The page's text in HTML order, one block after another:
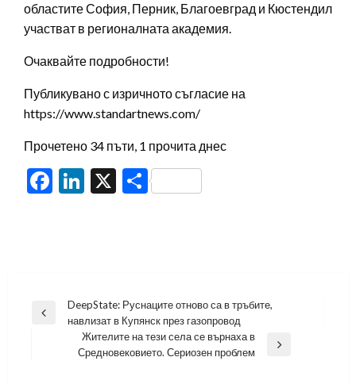
областите София, Перник, Благоевград и Кюстендил
участват в регионалната академия.
Очаквайте подробности!
Публикувано с изричното съгласие на
https://www.standartnews.com/
Прочетено 34 пъти, 1 прочита днес
Facebook
LinkedIn
X Share
Навигация
Previous
DeepState: Руснаците отново са в тръбите,
навлизат в Купянск през газопровод
Жителите на тези села се върнаха в
Средновековието. Сериозен проблем